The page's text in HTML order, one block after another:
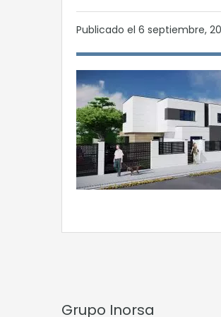
Publicado el 6 septiembre,
Grupo Inorsa